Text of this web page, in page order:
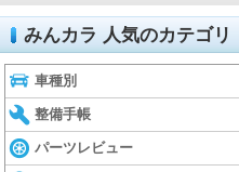
みんカラ 人気のカテゴリ
車種別
整備手帳
パーツレビュー